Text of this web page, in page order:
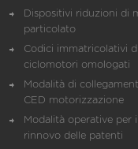
Dispositivi riduzioni di
particolato
Codici immatricolativi di
ciclomotori omologati
Modalità di
CED motorizzazione
Modalità operative per il
rinnovo delle patenti